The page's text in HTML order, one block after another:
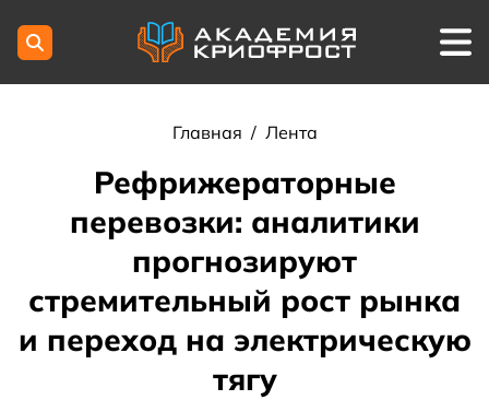
Главная / Лента
Рефрижераторные
перевозки: аналитики
прогнозируют
стремительный рост рынка
и переход на электрическую
тягу